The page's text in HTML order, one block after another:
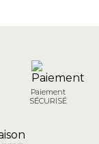
Paiement
SÉCURISÉ